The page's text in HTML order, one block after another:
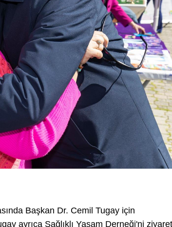
Başkan Dr. Cemil Tugay için
ayrıca Sağlıklı Yaşam Derneği'ni ziyaret